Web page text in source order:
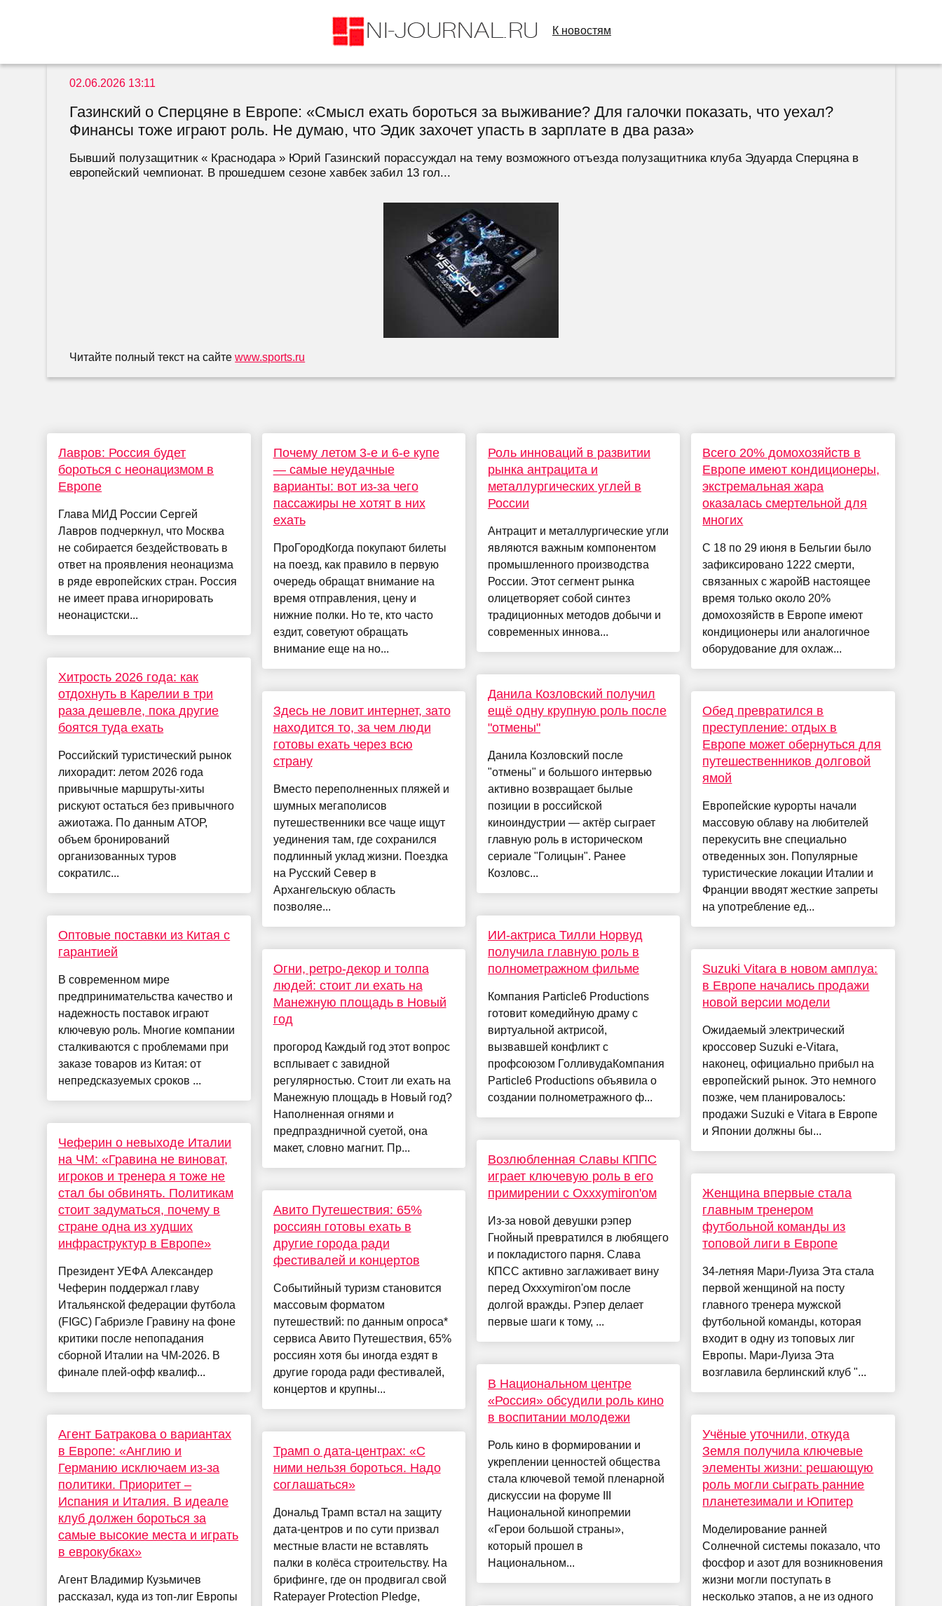
К новостям
02.06.2026 13:11
Газинский о Сперцяне в Европе: «Смысл ехать бороться за выживание? Для галочки показать, что уехал?
Финансы тоже играют роль. Не думаю, что Эдик захочет упасть в зарплате в два раза»
Бывший полузащитник « Краснодара » Юрий Газинский порассуждал на тему возможного отъезда полузащитника клуба Эдуарда Сперцяна в
европейский чемпионат. В прошедшем сезоне хавбек забил 13 гол...
Читайте полный текст на сайтеwww.sports.ru
Лавров: Россия будет
бороться с неонацизмом в
Европе
Глава МИД России Сергей
Лавров подчеркнул, что Москва
не собирается бездействовать в
ответ на проявления неонацизма
в ряде европейских стран. Россия
не имеет права игнорировать
неонацистски...
Хитрость 2026 года: как
отдохнуть в Карелии в три
раза дешевле, пока другие
боятся туда ехать
Российский туристический рынок
лихорадит: летом 2026 года
привычные маршруты-хиты
рискуют остаться без привычного
ажиотажа. По данным АТОР,
объем бронирований
организованных туров
сократилс...
Оптовые поставки из Китая с
гарантией
В современном мире
предпринимательства качество и
надежность поставок играют
ключевую роль. Многие компании
сталкиваются с проблемами при
заказе товаров из Китая: от
непредсказуемых сроков ...
Чеферин о невыходе Италии
на ЧМ: «Гравина не виноват,
игроков и тренера я тоже не
стал бы обвинять. Политикам
стоит задуматься, почему в
стране одна из худших
инфраструктур в Европе»
Президент УЕФА Александер
Чеферин поддержал главу
Итальянской федерации футбола
(FIGC) Габриэле Гравину на фоне
критики после непопадания
сборной Италии на ЧМ-2026. В
финале плей-офф квалиф...
Агент Батракова о вариантах
в Европе: «Англию и
Германию исключаем из-за
политики. Приоритет –
Испания и Италия. В идеале
клуб должен бороться за
самые высокие места и играть
в еврокубках»
Агент Владимир Кузьмичев
рассказал, куда из топ-лиг Европы
Почему летом 3-е и 6-е купе
— самые неудачные
варианты: вот из-за чего
пассажиры не хотят в них
ехать
ПроГородКогда покупают билеты
на поезд, как правило в первую
очередь обращат внимание на
время отправления, цену и
нижние полки. Но те, кто часто
ездит, советуют обращать
внимание еще на но...
Здесь не ловит интернет, зато
находится то, за чем люди
готовы ехать через всю
страну
Вместо переполненных пляжей и
шумных мегаполисов
путешественники все чаще ищут
уединения там, где сохранился
подлинный уклад жизни. Поездка
на Русский Север в
Архангельскую область
позволяе...
Огни, ретро-декор и толпа
людей: стоит ли ехать на
Манежную площадь в Новый
год
прогород Каждый год этот вопрос
всплывает с завидной
регулярностью. Стоит ли ехать на
Манежную площадь в Новый год?
Наполненная огнями и
предпраздничной суетой, она
макет, словно магнит. Пр...
Авито Путешествия: 65%
россиян готовы ехать в
другие города ради
фестивалей и концертов
Событийный туризм становится
массовым форматом
путешествий: по данным опроса*
сервиса Авито Путешествия, 65%
россиян хотя бы иногда ездят в
другие города ради фестивалей,
концертов и крупны...
Трамп о дата-центрах: «С
ними нельзя бороться. Надо
соглашаться»
Дональд Трамп встал на защиту
дата-центров и по сути призвал
местные власти не вставлять
палки в колёса строительству. На
брифинге, где он продвигал свой
Ratepayer Protection Pledge,
Роль инноваций в развитии
рынка антрацита и
металлургических углей в
России
Антрацит и металлургические угли
являются важным компонентом
промышленного производства
России. Этот сегмент рынка
олицетворяет собой синтез
традиционных методов добычи и
современных иннова...
Данила Козловский получил
ещё одну крупную роль после
"отмены"
Данила Козловский после
"отмены" и большого интервью
активно возвращает былые
позиции в российской
киноиндустрии — актёр сыграет
главную роль в историческом
сериале "Голицын". Ранее
Козловс...
ИИ-актриса Тилли Норвуд
получила главную роль в
полнометражном фильме
Компания Particle6 Productions
готовит комедийную драму с
виртуальной актрисой,
вызвавшей конфликт с
профсоюзом ГолливудаКомпания
Particle6 Productions объявила о
создании полнометражного ф...
Возлюбленная Славы КППС
играет ключевую роль в его
примирении с Oxxxymiron'ом
Из-за новой девушки рэпер
Гнойный превратился в любящего
и покладистого парня. Слава
КПСС активно заглаживает вину
перед Oxxxymiron'ом после
долгой вражды. Рэпер делает
первые шаги к тому, ...
В Национальном центре
«Россия» обсудили роль кино
в воспитании молодежи
Роль кино в формировании и
укреплении ценностей общества
стала ключевой темой пленарной
дискуссии на форуме III
Национальной кинопремии
«Герои большой страны»,
который прошел в
Национальном...
Всего 20% домохозяйств в
Европе имеют кондиционеры,
экстремальная жара
оказалась смертельной для
многих
С 18 по 29 июня в Бельгии было
зафиксировано 1222 смерти,
связанных с жаройВ настоящее
время только около 20%
домохозяйств в Европе имеют
кондиционеры или аналогичное
оборудование для охлаж...
Обед превратился в
преступление: отдых в
Европе может обернуться для
путешественников долговой
ямой
Европейские курорты начали
массовую облаву на любителей
перекусить вне специально
отведенных зон. Популярные
туристические локации Италии и
Франции вводят жесткие запреты
на употребление ед...
Suzuki Vitara в новом амплуа:
в Европе начались продажи
новой версии модели
Ожидаемый электрический
кроссовер Suzuki e-Vitara,
наконец, официально прибыл на
европейский рынок. Это немного
позже, чем планировалось:
продажи Suzuki e Vitara в Европе
и Японии должны бы...
Женщина впервые стала
главным тренером
футбольной команды из
топовой лиги в Европе
34-летняя Мари-Луиза Эта стала
первой женщиной на посту
главного тренера мужской
футбольной команды, которая
входит в одну из топовых лиг
Европы. Мари-Луиза Эта
возглавила берлинский клуб "...
Учёные уточнили, откуда
Земля получила ключевые
элементы жизни: решающую
роль могли сыграть ранние
планетезимали и Юпитер
Моделирование ранней
Солнечной системы показало, что
фосфор и азот для возникновения
жизни могли поступать в
несколько этапов, а не из одного